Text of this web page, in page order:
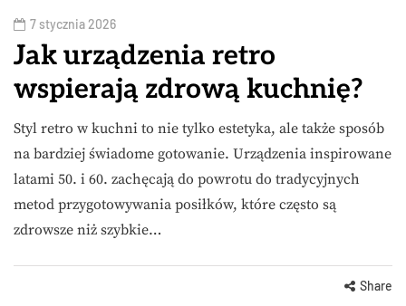
7 stycznia 2026
Jak urządzenia retro
wspierają zdrową kuchnię?
Styl retro w kuchni to nie tylko estetyka, ale także sposób
na bardziej świadome gotowanie. Urządzenia inspirowane
latami 50. i 60. zachęcają do powrotu do tradycyjnych
metod przygotowywania posiłków, które często są
zdrowsze niż szybkie…
Share